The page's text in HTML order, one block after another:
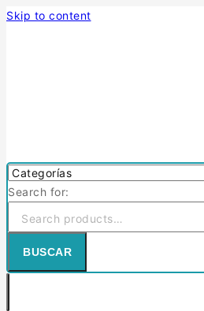
Skip to content
Search for:
BUSCAR